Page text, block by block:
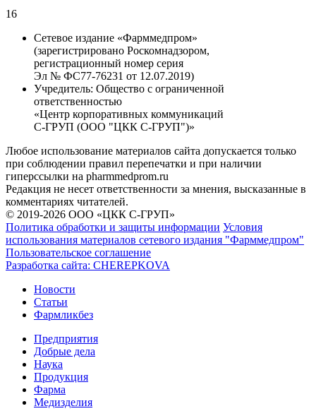
16
Сетевое издание «Фарммедпром»
(зарегистрировано Роскомнадзором,
регистрационный номер серия
Эл № ФС77-76231 от 12.07.2019)
Учредитель: Общество с ограниченной
ответственностью
«Центр корпоративных коммуникаций
С-ГРУП (ООО "ЦКК С-ГРУП")»
Любое использование материалов сайта допускается только
при соблюдении правил перепечатки и при наличии
гиперссылки на pharmmedprom.ru
Редакция не несет ответственности за мнения, высказанные в
комментариях читателей.
© 2019-2026 ООО «ЦКК С-ГРУП»
Политика обработки и защиты информации Условия
использования материалов сетевого издания "Фарммедпром"
Пользовательское соглашение
Разработка сайта: CHEREPKOVA
Новости
Статьи
Фармликбез
Предприятия
Добрые дела
Наука
Продукция
Фарма
Медизделия